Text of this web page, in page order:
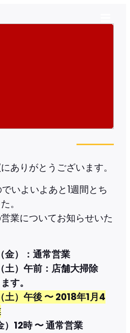
ありがとうございます。
いよいよあと1週間とち
。
業についてお知らせいた
金）：通常営業
土）午前：店舗大掃除
す。
土）午後 〜 2018年1月4
）12時 〜 通常営業